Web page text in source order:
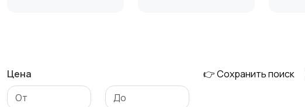
Цена 👉 Сохранить поиск